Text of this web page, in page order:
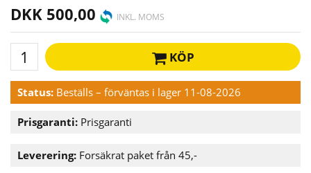
DKK 500,00 INKL. MOMS
KÖP
Status: Beställs – förväntas i lager 11-08-2026
Prisgaranti: Prisgaranti
Leverering: Forsäkrat paket från 45,-